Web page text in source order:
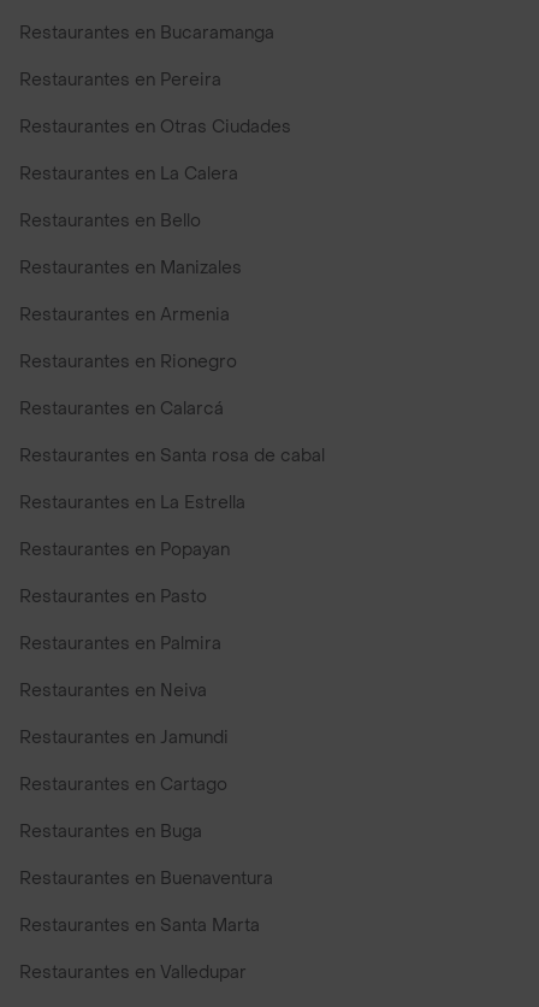
Restaurantes en Bucaramanga
Restaurantes en Pereira
Restaurantes en Otras Ciudades
Restaurantes en La Calera
Restaurantes en Bello
Restaurantes en Manizales
Restaurantes en Armenia
Restaurantes en Rionegro
Restaurantes en Calarcá
Restaurantes en Santa rosa de cabal
Restaurantes en La Estrella
Restaurantes en Popayan
Restaurantes en Pasto
Restaurantes en Palmira
Restaurantes en Neiva
Restaurantes en Jamundi
Restaurantes en Cartago
Restaurantes en Buga
Restaurantes en Buenaventura
Restaurantes en Santa Marta
Restaurantes en Valledupar